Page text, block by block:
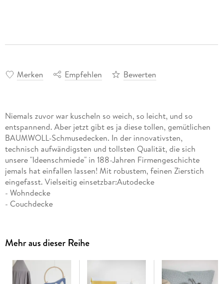
Merken Empfehlen Bewerten
Niemals zuvor war kuscheln so weich, so leicht, und so
entspannend. Aber jetzt gibt es ja diese tollen, gemütlichen
BAUMWOLL-Schmusedecken. In der innovativsten,
technisch aufwändigsten und tollsten Qualität, die sich
unsere "Ideenschmiede" in 188-Jahren Firmengeschichte
jemals hat einfallen lassen! Mit robustem, feinen Zierstich
eingefasst. Vielseitig einsetzbar:Autodecke
- Wohndecke
- Couchdecke
- Picknickdecke
- Schmusedecke
- Kniedecke
- Schwimmbaddecke
Mehr aus dieser Reihe